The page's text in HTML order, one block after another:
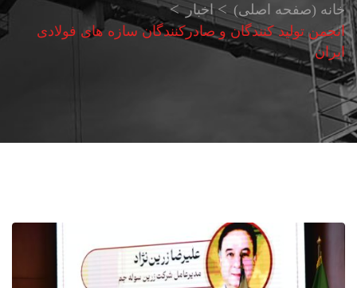
خانه (صفحه اصلی)
اخبار
انجمن تولید کنندگان و صادرکنندگان سازه های فولادی
ایران